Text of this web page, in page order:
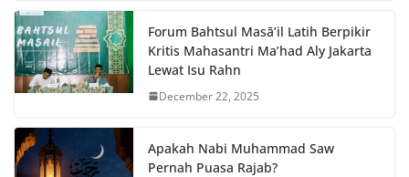
Forum Bahtsul Masā’il Latih Berpikir
Kritis Mahasantri Ma’had Aly Jakarta
Lewat Isu Rahn
December 22, 2025
Apakah Nabi Muhammad Saw
Pernah Puasa Rajab?